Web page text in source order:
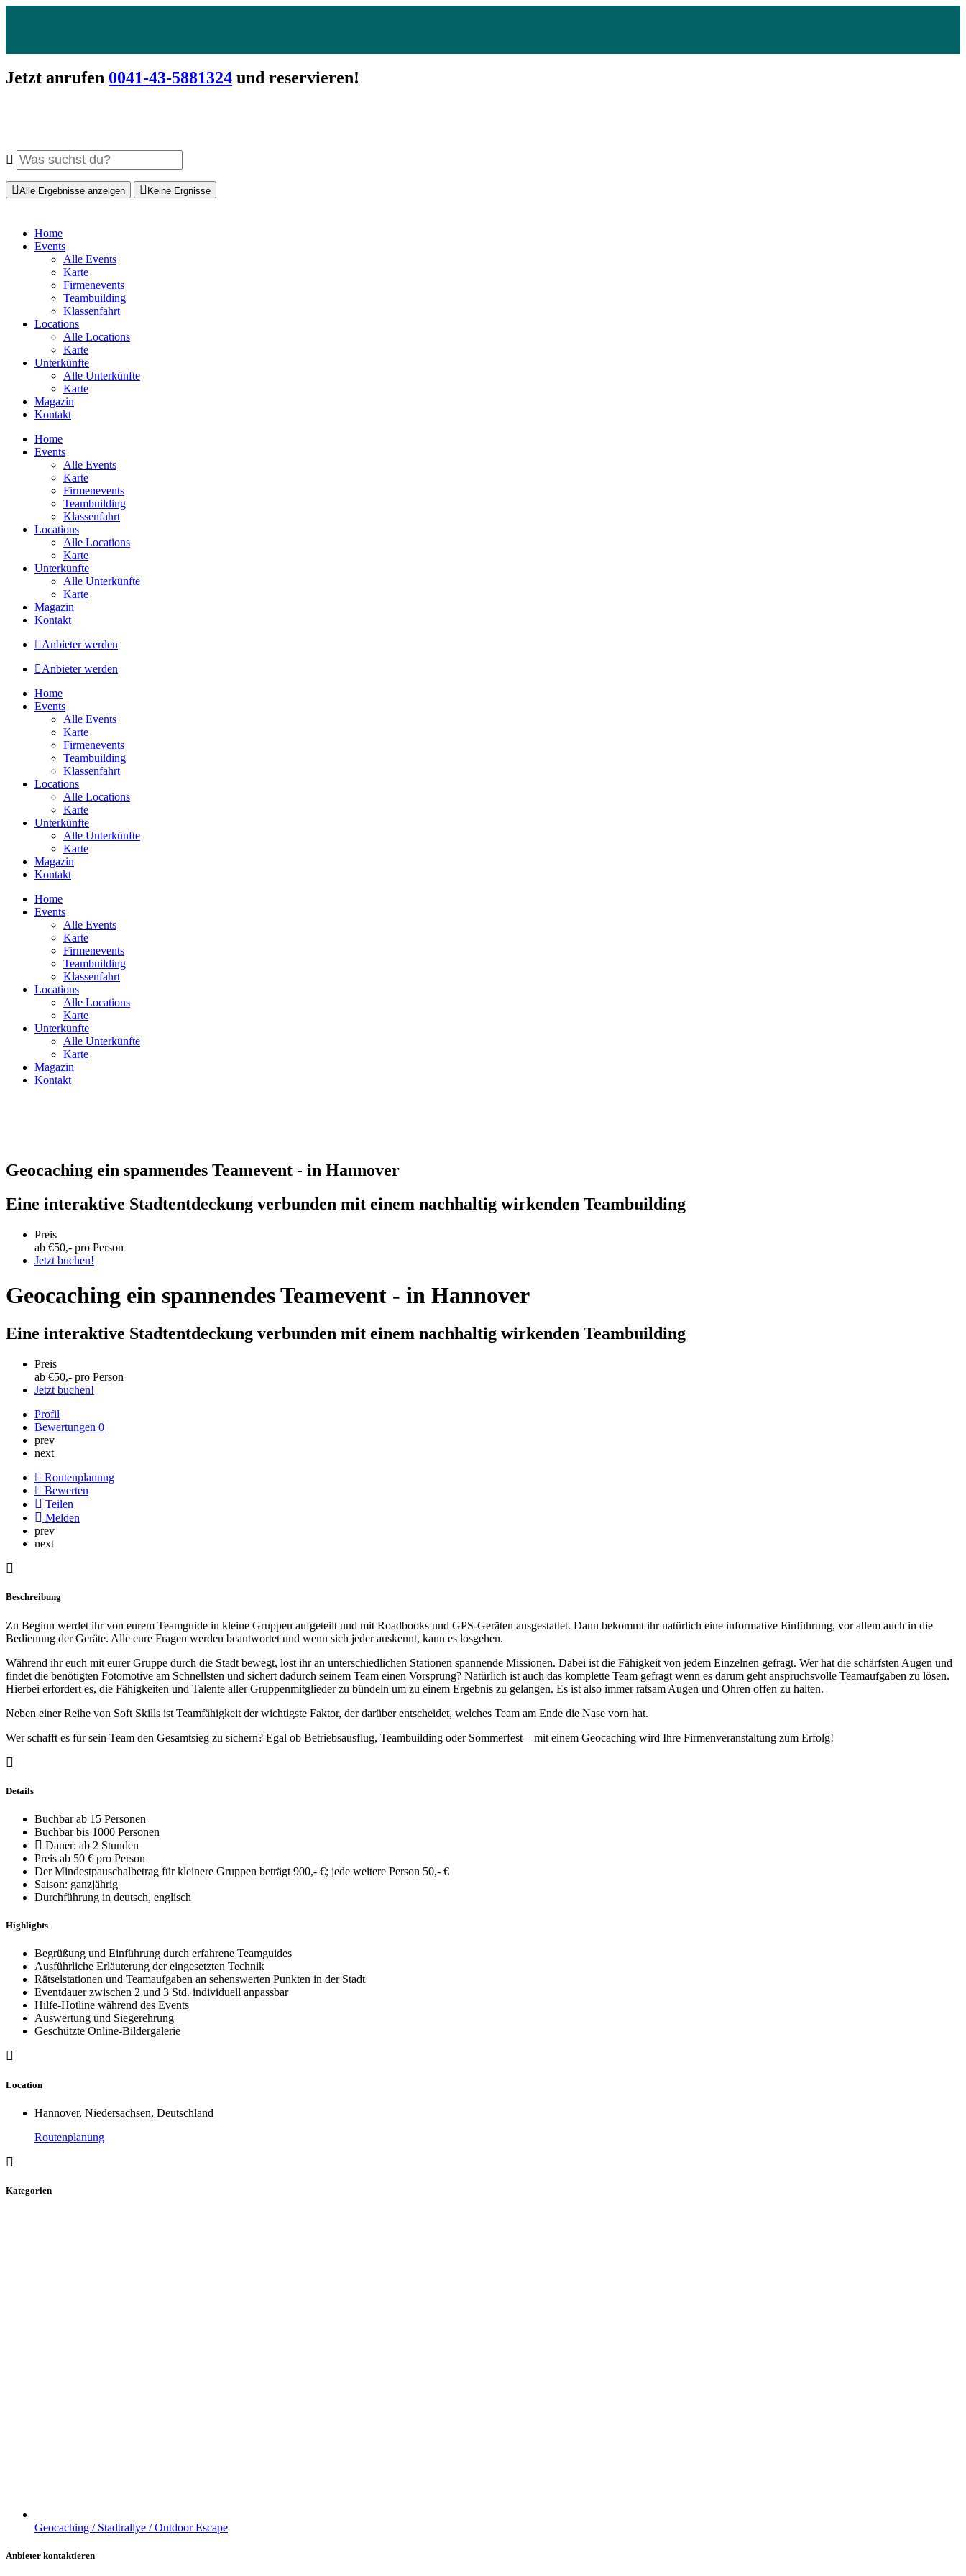
Jetzt anrufen 0041-43-5881324 und reservieren!
Alle Ergebnisse anzeigen Keine Ergnisse
Home
Events
Alle Events
Karte
Firmenevents
Teambuilding
Klassenfahrt
Locations
Alle Locations
Karte
Unterkünfte
Alle Unterkünfte
Karte
Magazin
Kontakt
Home
Events
Alle Events
Karte
Firmenevents
Teambuilding
Klassenfahrt
Locations
Alle Locations
Karte
Unterkünfte
Alle Unterkünfte
Karte
Magazin
Kontakt
Anbieter werden
Anbieter werden
Home
Events
Alle Events
Karte
Firmenevents
Teambuilding
Klassenfahrt
Locations
Alle Locations
Karte
Unterkünfte
Alle Unterkünfte
Karte
Magazin
Kontakt
Home
Events
Alle Events
Karte
Firmenevents
Teambuilding
Klassenfahrt
Locations
Alle Locations
Karte
Unterkünfte
Alle Unterkünfte
Karte
Magazin
Kontakt
Geocaching ein spannendes Teamevent - in Hannover
Eine interaktive Stadtentdeckung verbunden mit einem nachhaltig wirkenden Teambuilding
Preis
ab €50,- pro Person
Jetzt buchen!
Geocaching ein spannendes Teamevent - in Hannover
Eine interaktive Stadtentdeckung verbunden mit einem nachhaltig wirkenden Teambuilding
Preis
ab €50,- pro Person
Jetzt buchen!
Profil
Bewertungen 0
prev
next
Routenplanung
Bewerten
Teilen
Melden
prev
next
Beschreibung
Zu Beginn werdet ihr von eurem Teamguide in kleine Gruppen aufgeteilt und mit Roadbooks und GPS-Geräten ausgestattet. Dann bekommt ihr natürlich eine informative Einführung, vor allem auch in die
Bedienung der Geräte. Alle eure Fragen werden beantwortet und wenn sich jeder auskennt, kann es losgehen.
Während ihr euch mit eurer Gruppe durch die Stadt bewegt, löst ihr an unterschiedlichen Stationen spannende Missionen. Dabei ist die Fähigkeit von jedem Einzelnen gefragt. Wer hat die schärfsten Augen und
findet die benötigten Fotomotive am Schnellsten und sichert dadurch seinem Team einen Vorsprung? Natürlich ist auch das komplette Team gefragt wenn es darum geht anspruchsvolle Teamaufgaben zu lösen.
Hierbei erfordert es, die Fähigkeiten und Talente aller Gruppenmitglieder zu bündeln um zu einem Ergebnis zu gelangen. Es ist also immer ratsam Augen und Ohren offen zu halten.
Neben einer Reihe von Soft Skills ist Teamfähigkeit der wichtigste Faktor, der darüber entscheidet, welches Team am Ende die Nase vorn hat.
Wer schafft es für sein Team den Gesamtsieg zu sichern? Egal ob Betriebsausflug, Teambuilding oder Sommerfest – mit einem Geocaching wird Ihre Firmenveranstaltung zum Erfolg!
Details
Buchbar ab 15 Personen
Buchbar bis 1000 Personen
Dauer: ab 2 Stunden
Preis ab 50 € pro Person
Der Mindestpauschalbetrag für kleinere Gruppen beträgt 900,- €; jede weitere Person 50,- €
Saison: ganzjährig
Durchführung in deutsch, englisch
Highlights
Begrüßung und Einführung durch erfahrene Teamguides
Ausführliche Erläuterung der eingesetzten Technik
Rätselstationen und Teamaufgaben an sehenswerten Punkten in der Stadt
Eventdauer zwischen 2 und 3 Std. individuell anpassbar
Hilfe-Hotline während des Events
Auswertung und Siegerehrung
Geschützte Online-Bildergalerie
Location
Hannover, Niedersachsen, Deutschland
Routenplanung
Kategorien
Geocaching / Stadtrallye / Outdoor Escape
Anbieter kontaktieren